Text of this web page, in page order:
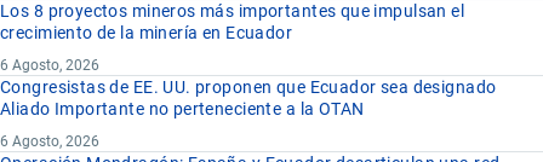
Los 8 proyectos mineros más importantes que impulsan el
crecimiento de la minería en Ecuador
6 Agosto, 2026
Congresistas de EE. UU. proponen que Ecuador sea designado
Aliado Importante no perteneciente a la OTAN
6 Agosto, 2026